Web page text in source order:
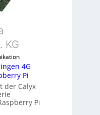
KG
4G
Pi
der Calyx
Pi